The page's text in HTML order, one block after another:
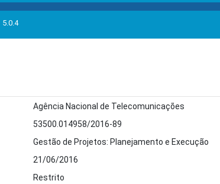
5.0.4
Agência Nacional de Telecomunicações
53500.014958/2016-89
Gestão de Projetos: Planejamento e Execução
21/06/2016
Restrito